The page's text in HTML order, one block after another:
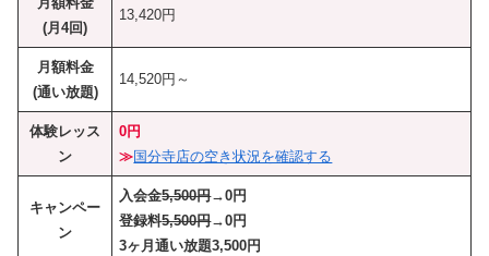
(月4回)
13,420円
月額料金
(通い放題)
14,520円～
体験レッス
ン
0円
≫国分寺店の空き状況を確認する
キャンペー
ン
入会金5,500円→0円
登録料5,500円→0円
3ヶ月通い放題3,500円